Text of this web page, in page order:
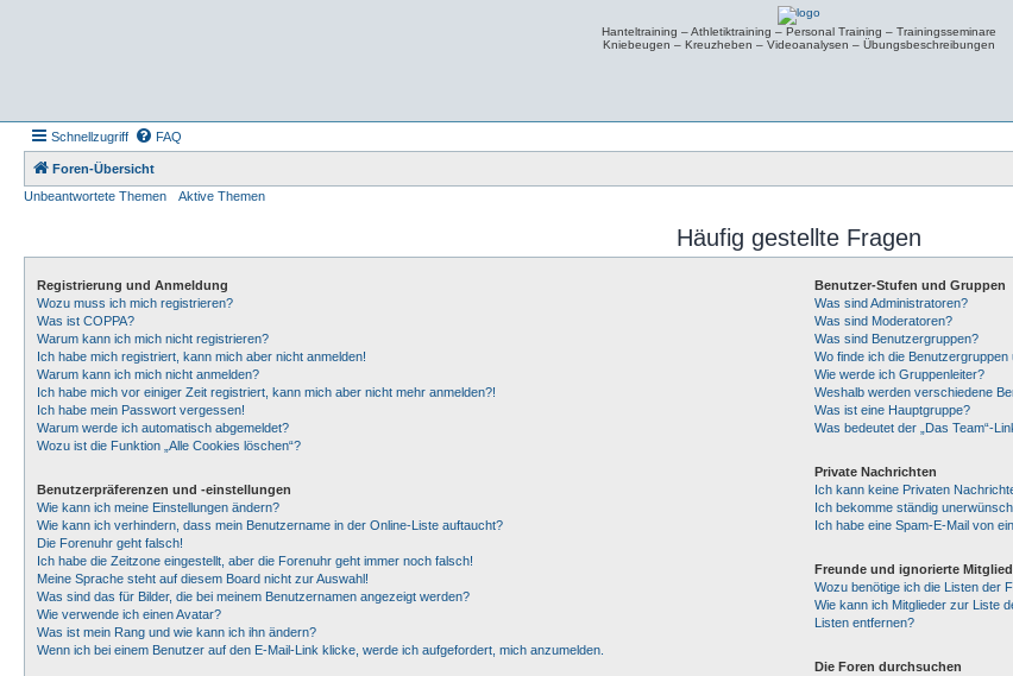
Hanteltraining – Athletiktraining – Personal Training – Trainingsseminare
Kniebeugen – Kreuzheben – Videoanalysen – Übungsbeschreibungen
Schnellzugriff FAQ
Foren-Übersicht
Unbeantwortete Themen
Aktive Themen
Häufig gestellte Fragen
Registrierung und Anmeldung
Wozu muss ich mich registrieren?
Was ist COPPA?
Warum kann ich mich nicht registrieren?
Ich habe mich registriert, kann mich aber nicht anmelden!
Warum kann ich mich nicht anmelden?
Ich habe mich vor einiger Zeit registriert, kann mich aber nicht mehr anmelden?!
Ich habe mein Passwort vergessen!
Warum werde ich automatisch abgemeldet?
Wozu ist die Funktion „Alle Cookies löschen“?
Benutzerpräferenzen und -einstellungen
Wie kann ich meine Einstellungen ändern?
Wie kann ich verhindern, dass mein Benutzername in der Online-Liste auftaucht?
Die Forenuhr geht falsch!
Ich habe die Zeitzone eingestellt, aber die Forenuhr geht immer noch falsch!
Meine Sprache steht auf diesem Board nicht zur Auswahl!
Was sind das für Bilder, die bei meinem Benutzernamen angezeigt werden?
Wie verwende ich einen Avatar?
Was ist mein Rang und wie kann ich ihn ändern?
Wenn ich bei einem Benutzer auf den E-Mail-Link klicke, werde ich aufgefordert, mich anzumelden.
Benutzer-Stufen und Gruppen
Was sind Administratoren?
Was sind Moderatoren?
Was sind Benutzergruppen?
Wo finde ich die
Wie werde ich Gruppenleiter?
Weshalb werden verschiedene
Was ist eine Hauptgruppe?
Was bedeutet der „Das Team“-
Private Nachrichten
Ich kann keine Privaten
Ich bekomme ständig
Ich habe eine Spam-E-Mail von
Freunde und ignorierte
Wozu benötige ich die Listen der
Wie kann ich Mitglieder zur Liste
Listen entfernen?
Die Foren durchsuchen